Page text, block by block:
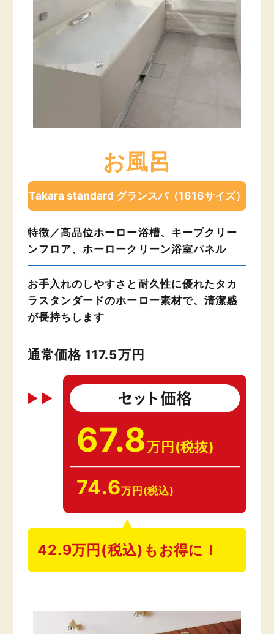
お風呂
Takara standard グランスパ（1616サイズ）
特徴／高品位ホーロー浴槽、キープクリー
ンフロア、ホーロークリーン浴室パネル
お手入れのしやすさと耐久性に優れたタカ
ラスタンダードのホーロー素材で、清潔感
が長持ちします
通常価格 117.5万円
67.8万円(税抜)
74.6万円(税込)
42.9万円(税込)もお得に！